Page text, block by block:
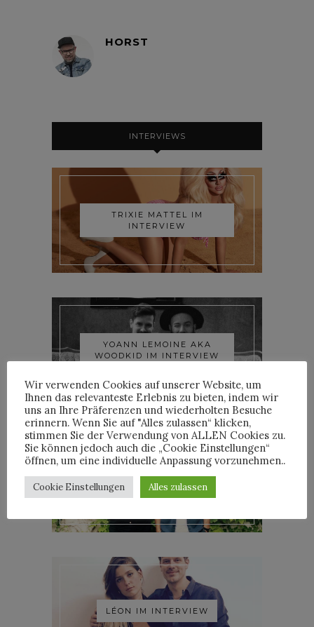
HORST
INTERVIEWS
TRIXIE MATTEL IM
INTERVIEW
YOANN LEMOINE AKA
WOODKID IM INTERVIEW
ROOSEVELT IM INTERVIEW
LÉON IM INTERVIEW
Wir verwenden Cookies auf unserer Website, um
Ihnen das relevanteste Erlebnis zu bieten, indem wir
uns an Ihre Präferenzen und wiederholten Besuche
erinnern. Wenn Sie auf "Alles zulassen“ klicken,
stimmen Sie der Verwendung von ALLEN Cookies zu.
Sie können jedoch auch die „Cookie Einstellungen“
öffnen, um eine individuelle Anpassung vorzunehmen..
Cookie Einstellungen Alles zulassen